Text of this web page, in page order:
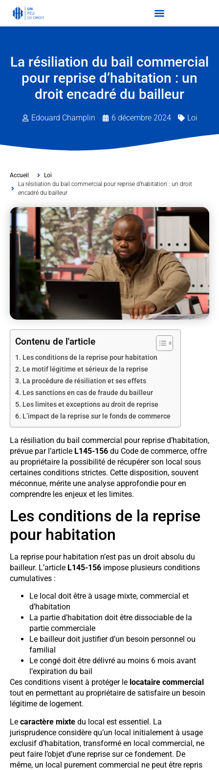
La résiliation du bail commercial
pour reprise d’habitation : un
droit encadré du bailleur
Edouard Champlin 6 décembre 2024 Loi
Accueil
Loi
La résiliation du bail commercial pour reprise d’habitation : un droit
encadré du bailleur
Contenu de l'article
Les conditions de la reprise pour habitation
Le motif légitime et sérieux de la reprise
La procédure de résiliation et ses effets
Les sanctions en cas de fraude du bailleur
Les limites et exceptions au droit de reprise
L’impact de la reprise sur le fonds de commerce
La résiliation du bail commercial pour reprise d’habitation,
prévue par l’article L145-156 du Code de commerce, offre
au propriétaire la possibilité de récupérer son local sous
certaines conditions strictes. Cette disposition, souvent
méconnue, mérite une analyse approfondie pour en
comprendre les enjeux et les limites.
Les conditions de la reprise
pour habitation
La reprise pour habitation n’est pas un droit absolu du
bailleur. L’article L145-156 impose plusieurs conditions
cumulatives :
Le local doit être à usage mixte, commercial et
d’habitation
La partie d’habitation doit être dissociable de la
partie commerciale
Le bailleur doit justifier d’un besoin personnel ou
familial
Le congé doit être délivré au moins 6 mois avant
l’expiration du bail
Ces conditions visent à protéger le locataire commercial
tout en permettant au propriétaire de satisfaire un besoin
légitime de logement.
Le caractère mixte du local est essentiel. La
jurisprudence considère qu’un local initialement à usage
exclusif d’habitation, transformé en local commercial, ne
peut faire l’objet d’une reprise sur ce fondement. De
même, un local purement commercial ne peut être repris